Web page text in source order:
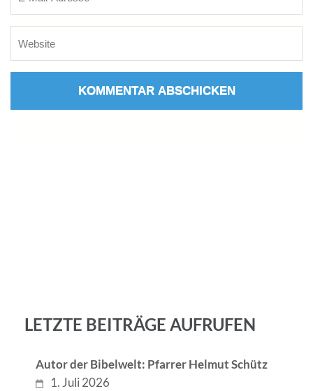
LETZTE BEITRÄGE AUFRUFEN
Autor der Bibelwelt: Pfarrer Helmut Schütz
1. Juli 2026